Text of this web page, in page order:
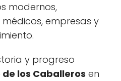
modernos,
empresas y
y progreso
los Caballeros en